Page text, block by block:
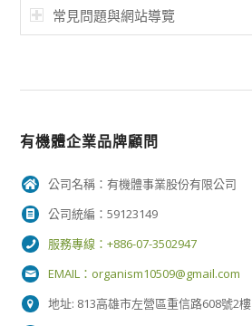
常見問題與網站導覽
有機體企業品牌顧問
公司名稱：有機體事業股份有限公司
公司統編：59123149
服務專線：+886-07-3502947
EMAIL： organism10509@gmail.com
地址: 813高雄市左營區重信路608號2樓